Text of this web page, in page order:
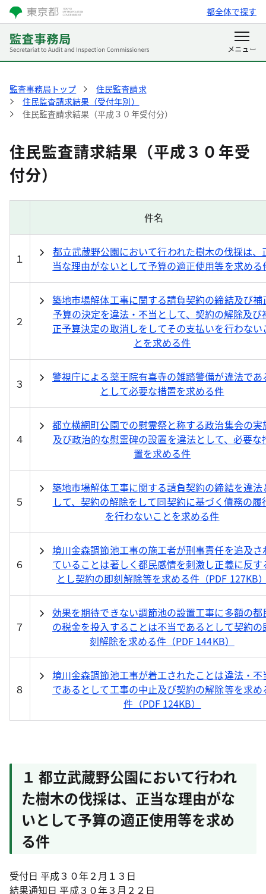
都全体で探す
監査事務局トップ
住民監査請求
住民監査請求結果（受付年別）
住民監査請求結果（平成３０年受付分）
住民監査請求結果（平成３０年受
付分）
件名
１
都立武蔵野公園において行われた樹木の伐採は、
当な理由がないとして予算の適正使用等を求める
２
築地市場解体工事に関する請負契約の締結及び補
予算の決定を違法・不当として、契約の解除及び
正予算決定の取消しをしてその支払いを行わない
とを求める件
３
警視庁による薬王院有喜寺の雑踏警備が違法であ
として必要な措置を求める件
４
都立横網町公園での慰霊祭と称する政治集会の実
及び政治的な慰霊碑の設置を違法として、必要な
置を求める件
５
築地市場解体工事に関する請負契約の締結を違法
して、契約の解除をして同契約に基づく債務の履
を行わないことを求める件
６
境川金森調節池工事の施工者が刑事責任を追及さ
ていることは著しく都民感情を刺激し正義に反す
とし契約の即刻解除等を求める件（PDF 127KB
７
効果を期待できない調節池の設置工事に多額の都
の税金を投入することは不当であるとして契約の
刻解除を求める件（PDF 144KB）
８
境川金森調節池工事が着工されたことは違法・不
であるとして工事の中止及び契約の解除等を求め
件（PDF 124KB）
１ 都立武蔵野公園において行われ
た樹木の伐採は、正当な理由がな
いとして予算の適正使用等を求め
る件
受付日 平成３０年２月１３日
結果通知日 平成３０年３月２２日